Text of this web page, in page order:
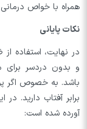
همراه با خواص درمانی
نکات پایانی
در نهایت، استفاده
و بدون دردسر برای
باشد. به خصوص اگر
برابر آفتاب دارید.
آورده شده است: